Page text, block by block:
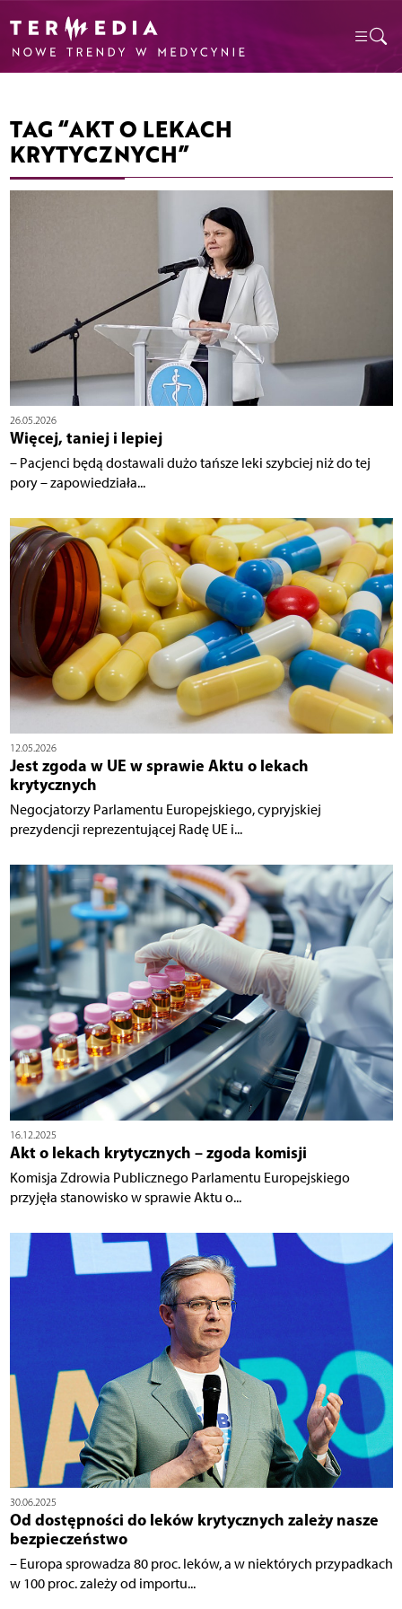
TAG “AKT O LEKACH
KRYTYCZNYCH”
26.05.2026
Więcej, taniej i lepiej
– Pacjenci będą dostawali dużo tańsze leki szybciej niż do tej
pory – zapowiedziała...
12.05.2026
Jest zgoda w UE w sprawie Aktu o lekach
krytycznych
Negocjatorzy Parlamentu Europejskiego, cypryjskiej
prezydencji reprezentującej Radę UE i...
16.12.2025
Akt o lekach krytycznych – zgoda komisji
Komisja Zdrowia Publicznego Parlamentu Europejskiego
przyjęła stanowisko w sprawie Aktu o...
30.06.2025
Od dostępności do leków krytycznych zależy nasze
bezpieczeństwo
– Europa sprowadza 80 proc. leków, a w niektórych przypadkach
w 100 proc. zależy od importu...